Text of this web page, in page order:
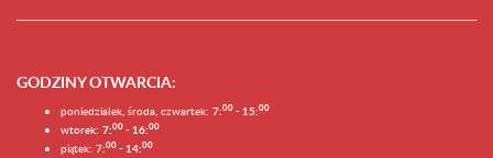
GODZINY OTWARCIA:
poniedziałek, środa, czwartek: 7:00 - 15:00
wtorek: 7:00 - 16:00
piątek: 7:00 - 14:00